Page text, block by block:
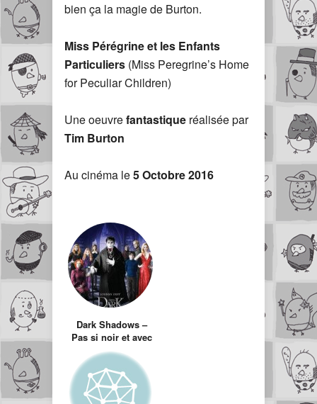
bien ça la magie de Burton.
Miss Pérégrine et les Enfants
Particuliers (Miss Peregrine’s Home
for Peculiar Children)
Une oeuvrefantastique réalisée par
Tim Burton
Au cinéma le5Octobre 2016
Dark Shadows –
Pas si noir et avec
beaucoup
d’ombres…